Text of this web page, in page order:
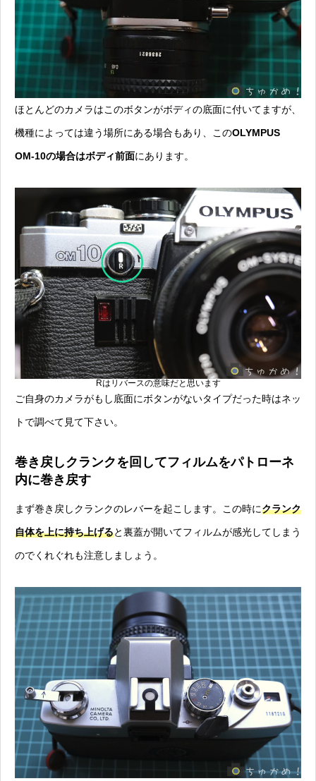
ほとんどのカメラはこのボタンがボディの底面に付いてますが、
機種によっては違う場所にある場合もあり、このOLYMPUS
OM-10の場合はボディ前面にあります。
Rはリバースの意味だと思います
ご自身のカメラがもし底面にボタンがないタイプだった時はネッ
トで調べて見て下さい。
巻き戻しクランクを回してフィルムをパトローネ
内に巻き戻す
まず巻き戻しクランクのレバーを起こします。この時にクランク
自体を上に持ち上げると裏蓋が開いてフィルムが感光してしまう
のでくれぐれも注意しましょう。